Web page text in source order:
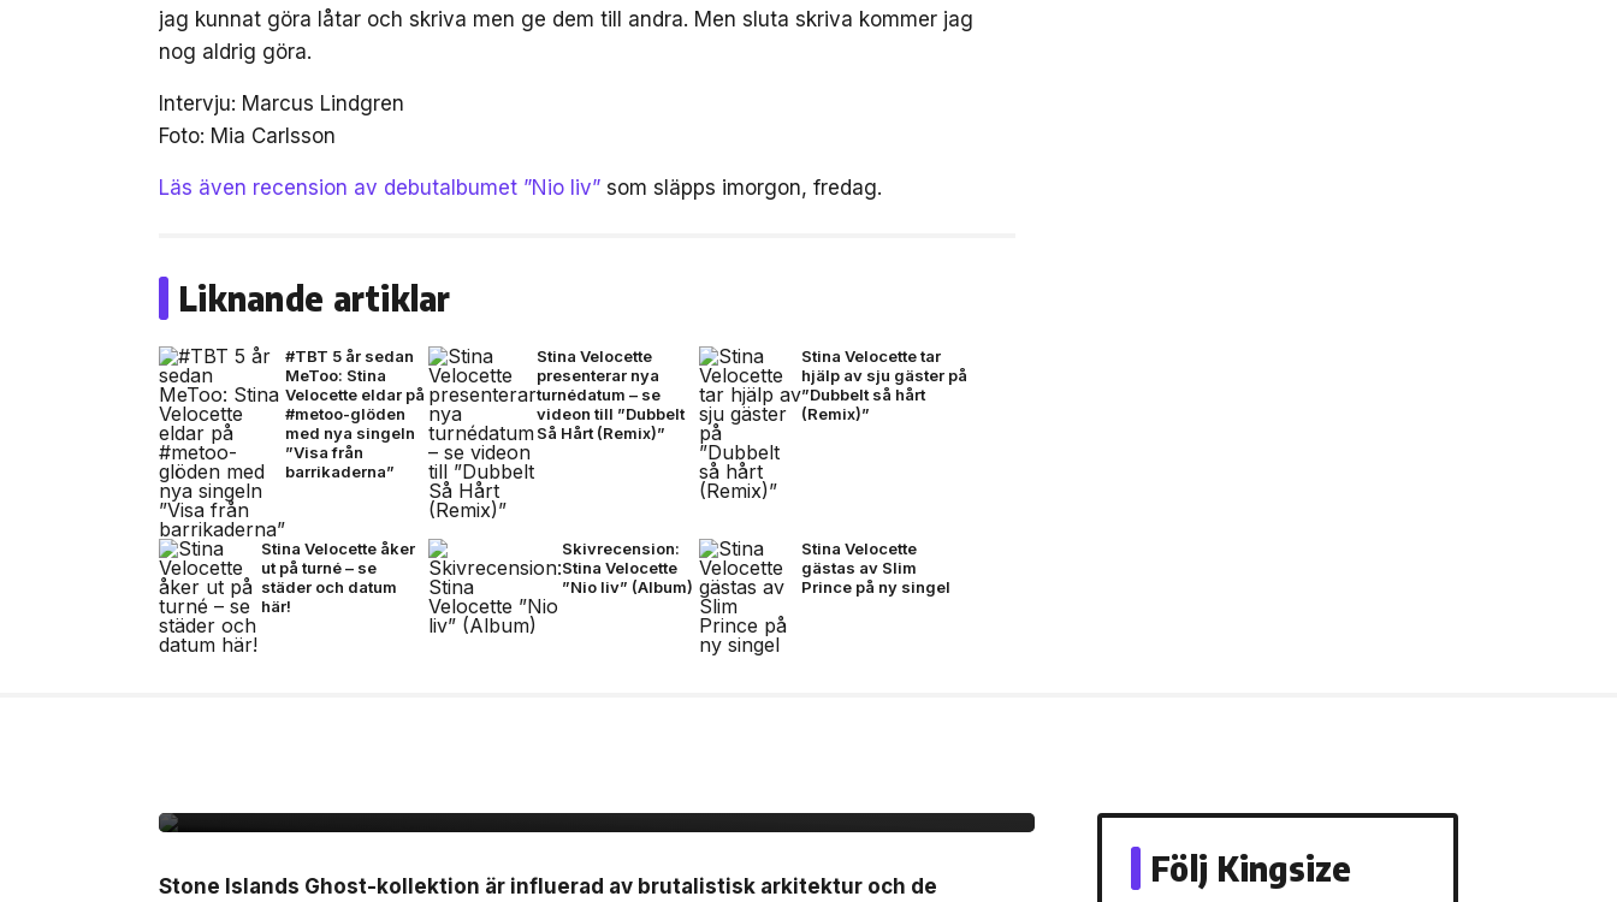
jag kunnat göra låtar och skriva men ge dem till andra. Men sluta skriva kommer jag
nog aldrig göra.
Intervju: Marcus Lindgren
Foto: Mia Carlsson
Läs även recension av debutalbumet ”Nio liv” som släpps imorgon, fredag.
Liknande artiklar
#TBT 5 år sedan
MeToo: Stina
Velocette eldar på
#metoo-glöden
med nya singeln
”Visa från
barrikaderna”
Stina Velocette
presenterar nya
turnédatum – se
videon till ”Dubbelt
Så Hårt (Remix)”
Stina Velocette tar
hjälp av sju gäster på
”Dubbelt så hårt
(Remix)”
Stina Velocette åker
ut på turné – se
städer och datum
här!
Skivrecension:
Stina Velocette
”Nio liv” (Album)
Stina Velocette
gästas av Slim
Prince på ny singel
Stone Islands Ghost-kollektion är influerad av brutalistisk arkitektur och de Följ Kingsize